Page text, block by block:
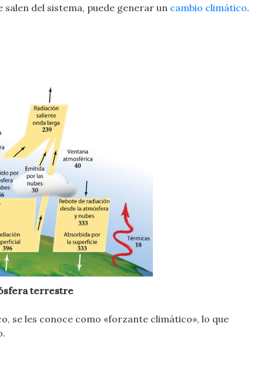
del sistema, puede generar un cambio climático.
terrestre
se les conoce como «forzante climático», lo que